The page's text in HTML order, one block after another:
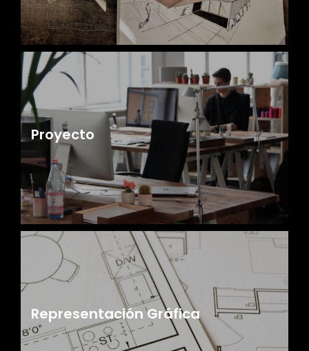
Proyecto
Representación Gráfica